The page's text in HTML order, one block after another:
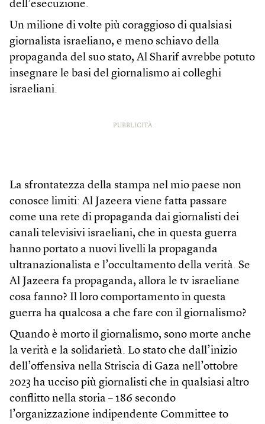
dell’esecuzione.
Un milione di volte più coraggioso di qualsiasi
giornalista israeliano, e meno schiavo della
propaganda del suo stato, Al Sharif avrebbe potuto
insegnare le basi del giornalismo ai colleghi
israeliani.
PUBBLICITÀ
La sfrontatezza della stampa nel mio paese non
conosce limiti: Al Jazeera viene fatta passare
come una rete di propaganda dai giornalisti dei
canali televisivi israeliani, che in questa guerra
hanno portato a nuovi livelli la propaganda
ultranazionalista e l’occultamento della verità. Se
Al Jazeera fa propaganda, allora le tv israeliane
cosa fanno? Il loro comportamento in questa
guerra ha qualcosa a che fare con il giornalismo?
Quando è morto il giornalismo, sono morte anche
la verità e la solidarietà. Lo stato che dall’inizio
dell’offensiva nella Striscia di Gaza nell’ottobre
2023 ha ucciso più giornalisti che in qualsiasi altro
conflitto nella storia – 186 secondo
l’organizzazione indipendente Committee to